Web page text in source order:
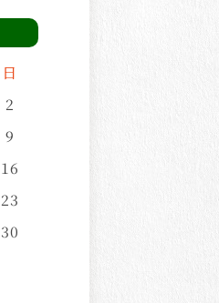
日
2
9
16
23
30